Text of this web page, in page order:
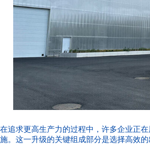
在追求更高生产力的过程中，许多企业正
施。这一升级的关键组成部分是选择高效